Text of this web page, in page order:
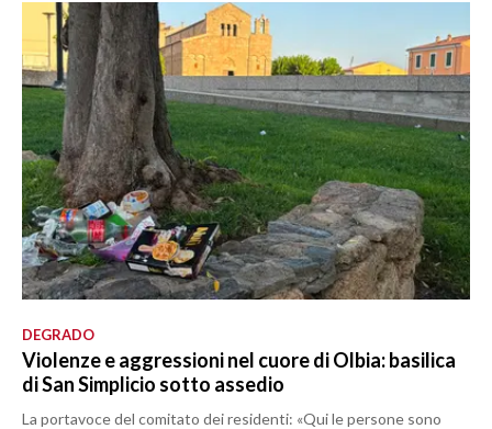
DEGRADO
Violenze e aggressioni nel cuore di Olbia: basilica
di San Simplicio sotto assedio
La portavoce del comitato dei residenti: «Qui le persone sono